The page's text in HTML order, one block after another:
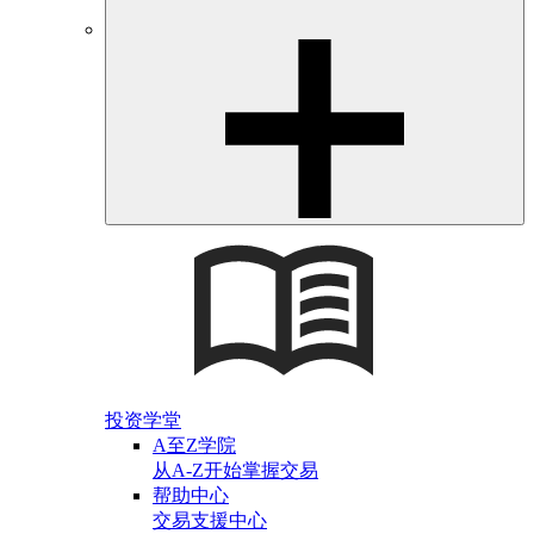
投资学堂
A至Z学院
从A-Z开始掌握交易
帮助中心
交易支援中心